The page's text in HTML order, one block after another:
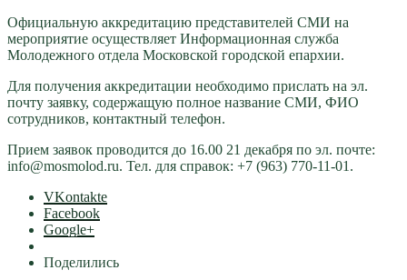
Официальную аккредитацию представителей СМИ на
мероприятие осуществляет Информационная служба
Молодежного отдела Московской городской епархии.
Для получения аккредитации необходимо прислать на эл.
почту заявку, содержащую полное название СМИ, ФИО
сотрудников, контактный телефон.
Прием заявок проводится до 16.00 21 декабря по эл. почте:
info@mosmolod.ru. Тел. для справок: +7 (963) 770-11-01.
VKontakte
Facebook
Google+
Поделились